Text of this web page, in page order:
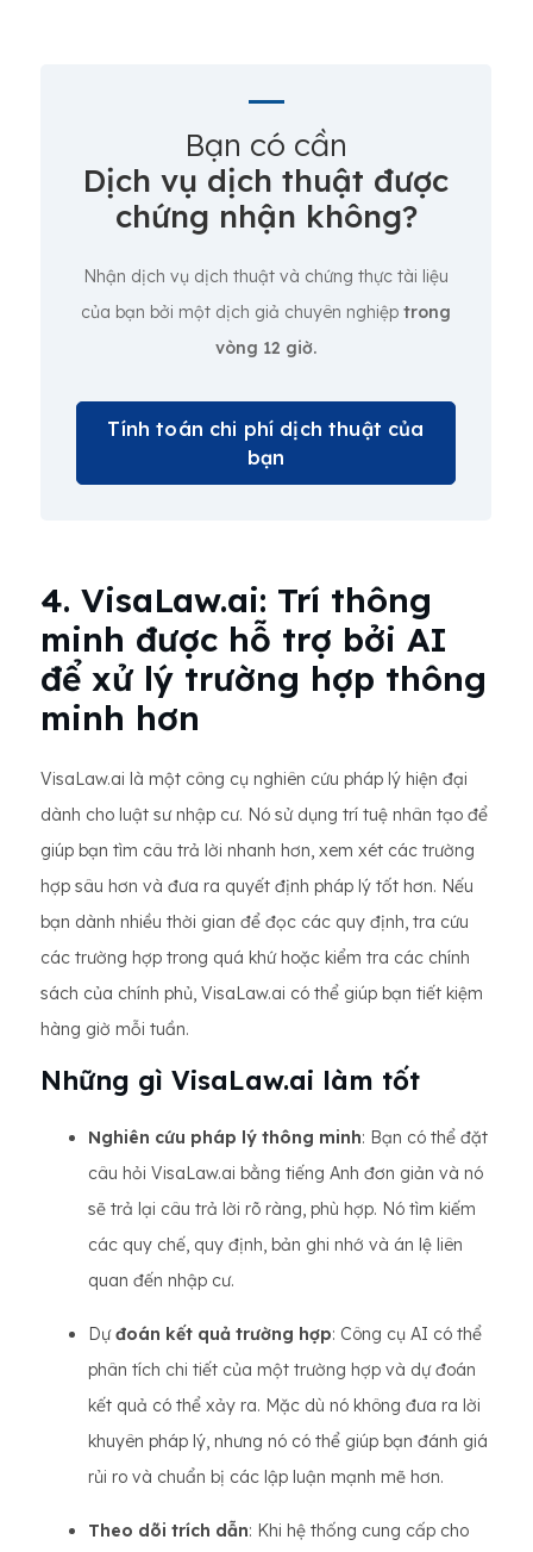
Bạn có cần
Dịch vụ dịch thuật được
chứng nhận không?
Nhận dịch vụ dịch thuật và chứng thực tài liệu
của bạn bởi một dịch giả chuyên nghiệp trong
vòng 12 giờ.
Tính toán chi phí dịch thuật của
bạn
4. VisaLaw.ai: Trí thông
minh được hỗ trợ bởi AI
để xử lý trường hợp thông
minh hơn
VisaLaw.ai là một công cụ nghiên cứu pháp lý hiện đại
dành cho luật sư nhập cư. Nó sử dụng trí tuệ nhân tạo để
giúp bạn tìm câu trả lời nhanh hơn, xem xét các trường
hợp sâu hơn và đưa ra quyết định pháp lý tốt hơn. Nếu
bạn dành nhiều thời gian để đọc các quy định, tra cứu
các trường hợp trong quá khứ hoặc kiểm tra các chính
sách của chính phủ, VisaLaw.ai có thể giúp bạn tiết kiệm
hàng giờ mỗi tuần.
Những gì VisaLaw.ai làm tốt
Nghiên cứu pháp lý thông minh: Bạn có thể đặt
câu hỏi VisaLaw.ai bằng tiếng Anh đơn giản và nó
sẽ trả lại câu trả lời rõ ràng, phù hợp. Nó tìm kiếm
các quy chế, quy định, bản ghi nhớ và án lệ liên
quan đến nhập cư.
Dựđoán kết quả trường hợp: Công cụ AI có thể
phân tích chi tiết của một trường hợp và dự đoán
kết quả có thể xảy ra. Mặc dù nó không đưa ra lời
khuyên pháp lý, nhưng nó có thể giúp bạn đánh giá
rủi ro và chuẩn bị các lập luận mạnh mẽ hơn.
Theo dõi trích dẫn: Khi hệ thống cung cấp cho